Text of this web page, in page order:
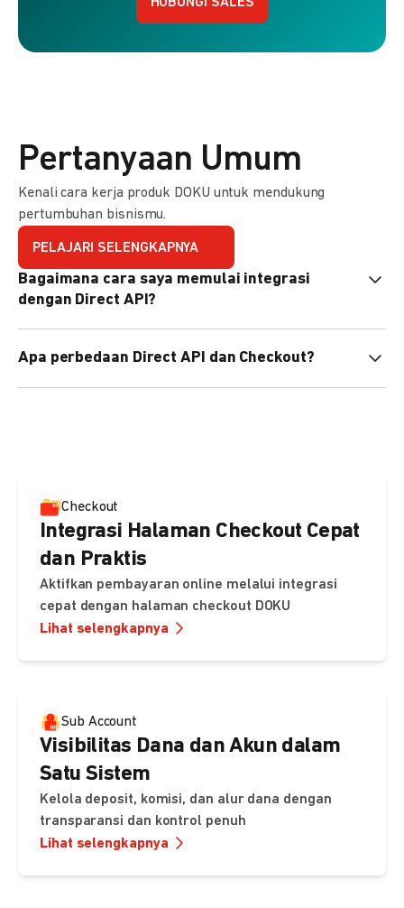
HUBUNGI SALES
Pertanyaan Umum
Kenali cara kerja produk DOKU untuk mendukung
pertumbuhan bisnismu.
PELAJARI SELENGKAPNYA
Bagaimana cara saya memulai integrasi
dengan Direct API?
pemrograman untuk membantu integrasi Anda. Pelajari
Apa perbedaan Direct API dan Checkout?
Checkout
Integrasi Halaman Checkout Cepat
dan Praktis
Aktifkan pembayaran online melalui integrasi
cepat dengan halaman checkout DOKU
Lihat selengkapnya
Sub Account
Visibilitas Dana dan Akun dalam
Satu Sistem
Kelola deposit, komisi, dan alur dana dengan
transparansi dan kontrol penuh
Lihat selengkapnya